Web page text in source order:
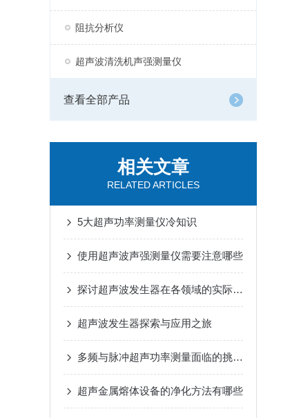
阻抗分析仪
超声波清洗机声强测量仪
查看全部产品
相关文章
RELATED ARTICLES
5大超声功率测量仪冷知识
使用超声波声强测量仪需要注意哪些
探讨超声波发生器在各领域的实际应用
超声波发生器探索与应用之旅
多频与脉冲超声功率测量面临的挑战与解决方案
超声金属熔体设备的净化方法有哪些